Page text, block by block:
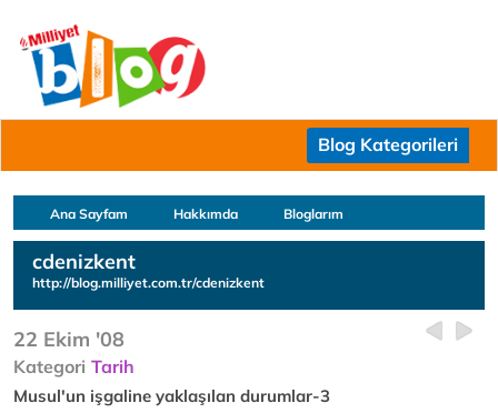
Blog Kategorileri
Ana Sayfam Hakkımda Bloglarım
cdenizkent
http://blog.milliyet.com.tr/cdenizkent
22 Ekim '08
Kategori Tarih
Musul'un işgaline yaklaşılan durumlar-3